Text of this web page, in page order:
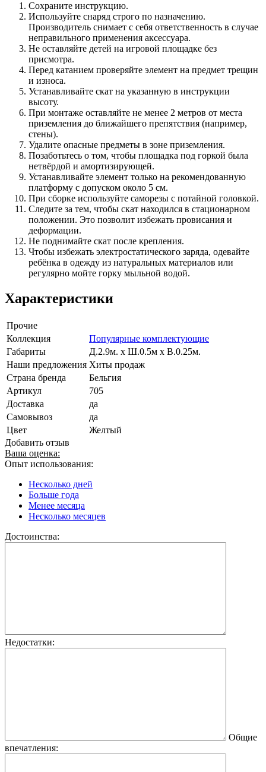
Сохраните инструкцию.
Используйте снаряд строго по назначению.
Производитель снимает с себя ответственность в случае
неправильного применения аксессуара.
Не оставляйте детей на игровой площадке без
присмотра.
Перед катанием проверяйте элемент на предмет трещин
и износа.
Устанавливайте скат на указанную в инструкции
высоту.
При монтаже оставляйте не менее 2 метров от места
приземления до ближайшего препятствия (например,
стены).
Удалите опасные предметы в зоне приземления.
Позаботьтесь о том, чтобы площадка под горкой была
нетвёрдой и амортизирующей.
Устанавливайте элемент только на рекомендованную
платформу с допуском около 5 см.
При сборке используйте саморезы с потайной головкой.
Следите за тем, чтобы скат находился в стационарном
положении. Это позволит избежать провисания и
деформации.
Не поднимайте скат после крепления.
Чтобы избежать электростатического заряда, одевайте
ребёнка в одежду из натуральных материалов или
регулярно мойте горку мыльной водой.
Характеристики
Прочие
Коллекция
Популярные комплектующие
Габариты
Д.2.9м. х Ш.0.5м х В.0.25м.
Наши предложения Хиты продаж
Страна бренда
Бельгия
Артикул
705
Доставка
да
Самовывоз
да
Цвет
Желтый
Добавить отзыв
Ваша оценка:
Опыт использования:
Несколько дней
Больше года
Менее месяца
Несколько месяцев
Достоинства:
Недостатки:
Общие
впечатления: